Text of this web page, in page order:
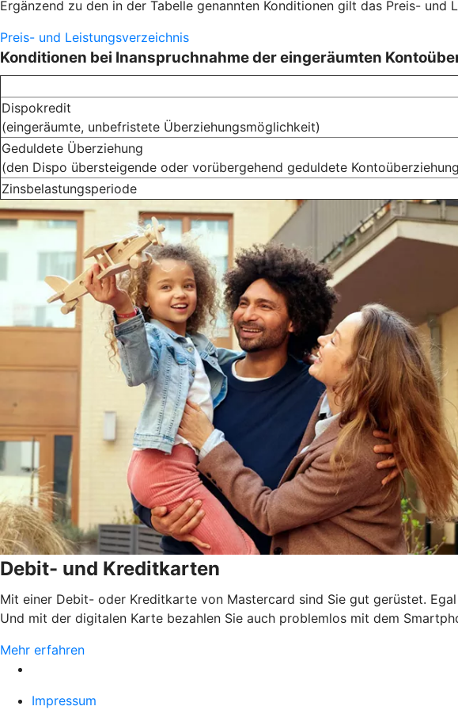
Ergänzend zu den in der Tabelle genannten Konditionen gilt das Preis- und
Preis- und Leistungsverzeichnis
Konditionen bei Inanspruchnahme der eingeräumten
Dispokredit
(eingeräumte, unbefristete Überziehungsmöglichkeit)
Geduldete Überziehung
(den Dispo übersteigende oder vorübergehend geduldete
Zinsbelastungsperiode
Debit- und Kreditkarten
Mit einer Debit- oder Kreditkarte von Mastercard sind Sie gut gerüstet.
Und mit der digitalen Karte bezahlen Sie auch problemlos mit dem
Mehr erfahren
Impressum